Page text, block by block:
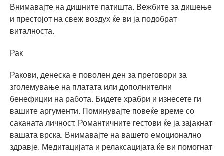
Внимавајте на дишните патишта. Вежбите за дишење
и престојот на свеж воздух ќе ви ја подобрат
виталноста.
Рак
Ракови, денеска е поволен ден за преговори за
зголемување на платата или дополнителни
бенефиции на работа. Бидете храбри и изнесете ги
вашите аргументи. Поминувајте повеќе време со
саканата личност. Романтичните гестови ќе ја зајакнат
вашата врска. Внимавајте на вашето емоционално
здравје. Медитацијата и релаксацијата ќе ви помогнат